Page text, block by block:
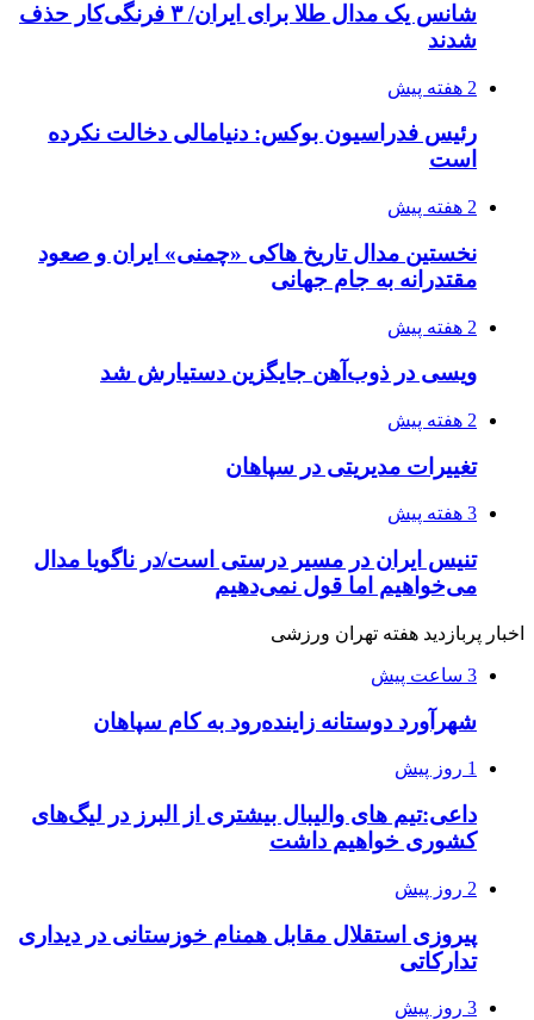
شانس یک مدال طلا برای ایران/ ۳ فرنگی‌کار حذف
شدند
2 هفته پیش
رئیس فدراسیون بوکس: دنیامالی دخالت نکرده
است
2 هفته پیش
نخستین مدال تاریخ هاکی «چمنی» ایران و صعود
مقتدرانه به جام جهانی
2 هفته پیش
ویسی در ذوب‌آهن جایگزین دستیارش شد
2 هفته پیش
تغییرات مدیریتی در سپاهان
3 هفته پیش
تنیس ایران در مسیر درستی است/در ناگویا مدال
می‌خواهیم اما قول نمی‌دهیم
اخبار پربازدید هفته تهران ورزشی
3 ساعت پیش
شهرآورد دوستانه زاینده‌رود به کام سپاهان
1 روز پیش
داعی:تیم های والیبال بیشتری از البرز در لیگ‌های
کشوری خواهیم داشت
2 روز پیش
پیروزی استقلال مقابل همنام خوزستانی در دیداری
تدارکاتی
3 روز پیش